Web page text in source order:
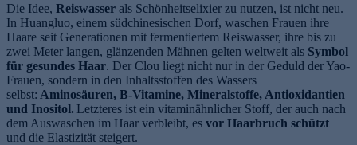
Die Idee, Reiswasser als Schönheitselixier zu nutzen, ist nicht neu.
In Huangluo, einem südchinesischen Dorf, waschen Frauen ihre
Haare seit Generationen mit fermentiertem Reiswasser, ihre bis zu
zwei Meter langen, glänzenden Mähnen gelten weltweit als Symbol
für gesundes Haar. Der Clou liegt nicht nur in der Geduld der Yao-
Frauen, sondern in den Inhaltsstoffen des Wassers
selbst: Aminosäuren, B-Vitamine, Mineralstoffe, Antioxidantien
und Inositol. Letzteres ist ein vitaminähnlicher Stoff, der auch nach
dem Auswaschen im Haar verbleibt, es vor Haarbruch schützt
und die Elastizität steigert.